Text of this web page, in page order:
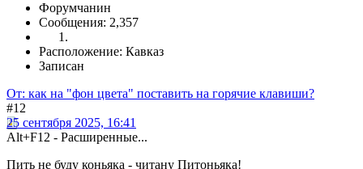
Форумчанин
Сообщения: 2,357
Расположение: Кавказ
Записан
От: как на "фон цвета" поставить на горячие клавиши?
#12
25 сентября 2025, 16:41
Alt+F12 - Расширенные...
Пить не буду коньяка - читану Питоньяка!